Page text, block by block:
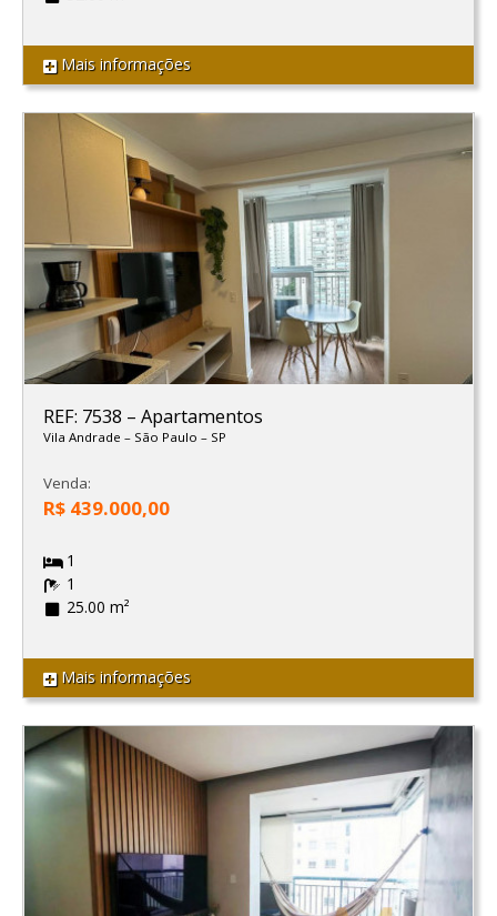
Mais informações
REF: 7538 – Apartamentos
Vila Andrade – São Paulo – SP
Venda:
R$ 439.000,00
1
1
25.00 m²
Mais informações